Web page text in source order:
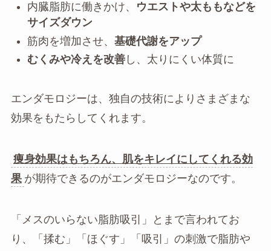
内臓脂肪に働きかけ、
ウエストや太ももなどを
サイズダウン
筋肉を増加させ、 基礎代謝をアップ
むくみや冷えを改善し、太りにくい体質に
エンダモロジーは、独自の技術によりさまざまな
効果をもたらしてくれます。
痩身効果はもちろん、肌をキレイにしてくれる効
果 が期待できるのがエンダモロジーなのです。
「メスのいらない脂肪吸引」とまで言われてお
り、「揉む」「ほぐす」「吸引」の刺激で脂肪や